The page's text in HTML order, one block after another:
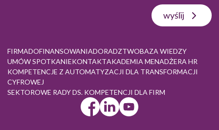
wyślij
FIRMADOFINANSOWANIADORADZTWOBAZA WIEDZY
UMÓW SPOTKANIEKONTAKTAKADEMIA MENADŻERA HR
KOMPETENCJE Z AUTOMATYZACJI DLA TRANSFORMACJI
CYFROWEJ
SEKTOROWE RADY DS. KOMPETENCJI DLA FIRM